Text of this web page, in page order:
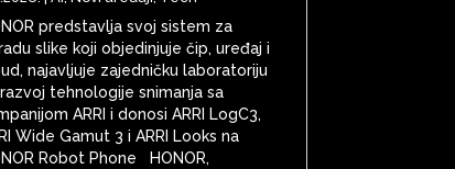
predstavlja svoj sistem za
slike koji objedinjuje čip, uređaj i
najavljuje zajedničku laboratoriju
tehnologije snimanja sa
ARRI i donosi ARRI LogC3,
Wide Gamut 3 i ARRI Looks na
Robot Phone HONOR,